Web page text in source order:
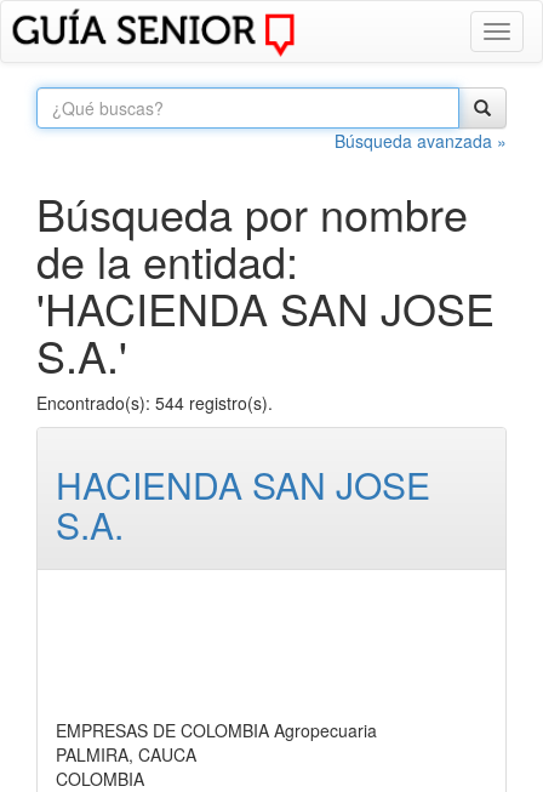
Búsqueda avanzada »
Búsqueda por nombre
de la entidad:
'HACIENDA SAN JOSE
S.A.'
Encontrado(s): 544 registro(s).
HACIENDA SAN JOSE
S.A.
EMPRESAS DE COLOMBIA Agropecuaria
PALMIRA, CAUCA
COLOMBIA